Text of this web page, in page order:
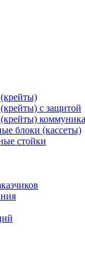
с защитой
блоки (кассеты)
стойки